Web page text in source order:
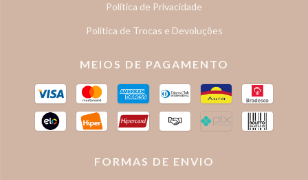
Política de Privacidade
Política de Trocas e Devoluções
MEIOS DE PAGAMENTO
FORMAS DE ENVIO